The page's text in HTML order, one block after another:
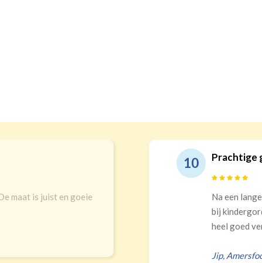
Prachtige gordijnen en echt top service!
Na een lange zoektocht in winkels en online uitgekomen
bij kindergordijnen. Top keuze! Prachtigs gordijnen die
heel goed verduisteren Ik had zelf verkeerd...
Jip,Amersfoort